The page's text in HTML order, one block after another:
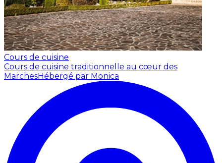
Cours de cuisine
Cours de cuisine traditionnelle au cœur des
MarchesHébergé par Monica